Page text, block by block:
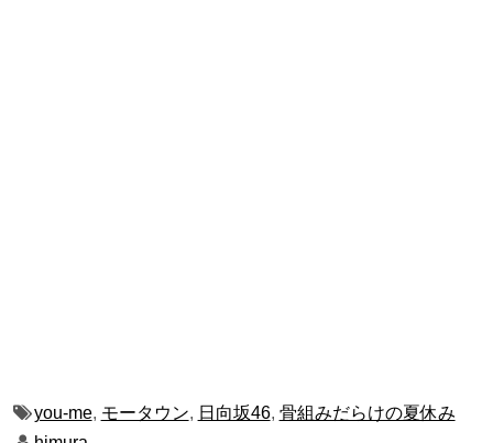
you-me, モータウン, 日向坂46, 骨組みだらけの夏休み